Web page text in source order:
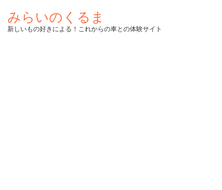
みらいのくるま
新しいもの好きによる！これからの車との体験サイト